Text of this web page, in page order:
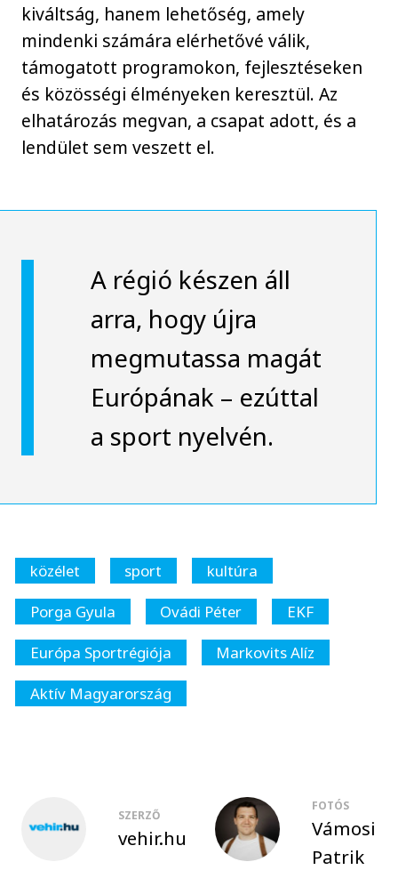
kiváltság, hanem lehetőség, amely
mindenki számára elérhetővé válik,
támogatott programokon, fejlesztéseken
és közösségi élményeken keresztül. Az
elhatározás megvan, a csapat adott, és a
lendület sem veszett el.
A régió készen áll
arra, hogy újra
megmutassa magát
Európának – ezúttal
a sport nyelvén.
közélet sport
kultúra
Porga Gyula
Ovádi Péter
EKF
Európa Sportrégiója
Markovits Alíz
Aktív Magyarország
SZERZŐ
vehir.hu
FOTÓS
Vámosi
Patrik